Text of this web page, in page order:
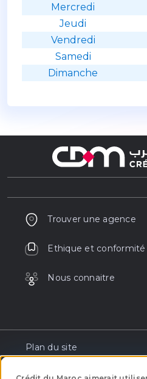
Mercredi
Jeudi
Vendredi
Samedi
Dimanche
Trouver une agence
Ethique et conformité
Nous connaitre
Plan du site
Réclamation